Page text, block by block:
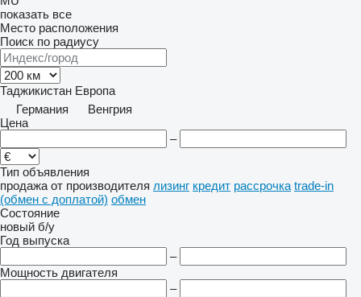
показать все
Место расположения
Поиск по радиусу
Таджикистан Европа
Германия
Венгрия
Цена
–
Тип объявления
продажа от производителя лизинг кредит рассрочка trade-in
(обмен с доплатой) обмен
Состояние
новый б/у
Год выпуска
–
Мощность двигателя
–